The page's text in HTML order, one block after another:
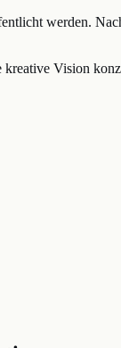
werden.
Vision